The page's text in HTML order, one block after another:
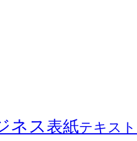
ネス 表紙テキスト